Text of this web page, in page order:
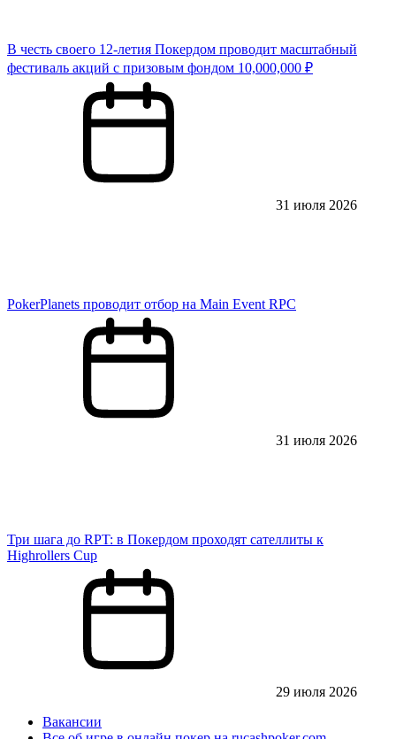
В честь своего 12-летия Покердом проводит масштабный
фестиваль акций с призовым фондом 10,000,000 ₽
31 июля 2026
PokerPlanets проводит отбор на Main Event RPC
31 июля 2026
Три шага до RPT: в Покердом проходят сателлиты к
Highrollers Cup
29 июля 2026
Вакансии